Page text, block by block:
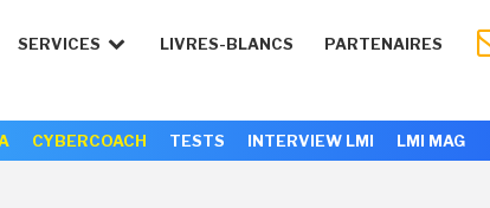
SERVICES LIVRES-BLANCS PARTENAIRES
CYBERCOACH TESTS INTERVIEW LMI LMI MAG